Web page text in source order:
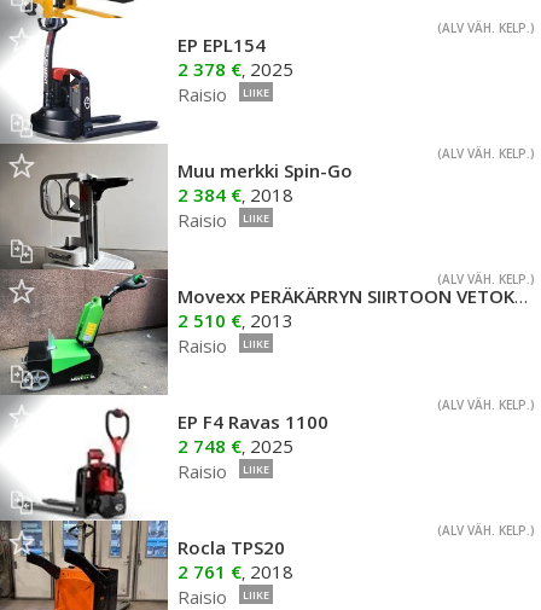
(ALV VÄH. KELP.)
EP EPL154
2 378 €, 2025
Raisio
LIIKE
(ALV VÄH. KELP.)
Muu merkki Spin-Go
2 384 €, 2018
Raisio
LIIKE
(ALV VÄH. KELP.)
Movexx PERÄKÄRRYN SIIRTOON VETOKONE
2 510 €, 2013
Raisio
LIIKE
(ALV VÄH. KELP.)
EP F4 Ravas 1100
2 748 €, 2025
Raisio
LIIKE
(ALV VÄH. KELP.)
Rocla TPS20
2 761 €, 2018
Raisio
LIIKE